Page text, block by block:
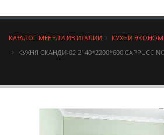
КАТАЛОГ МЕБЕЛИ ИЗ ИТАЛИИ
КУХНИ ЭКОНОМ
КУХНЯ СКАНДИ-02 2140*2200*600